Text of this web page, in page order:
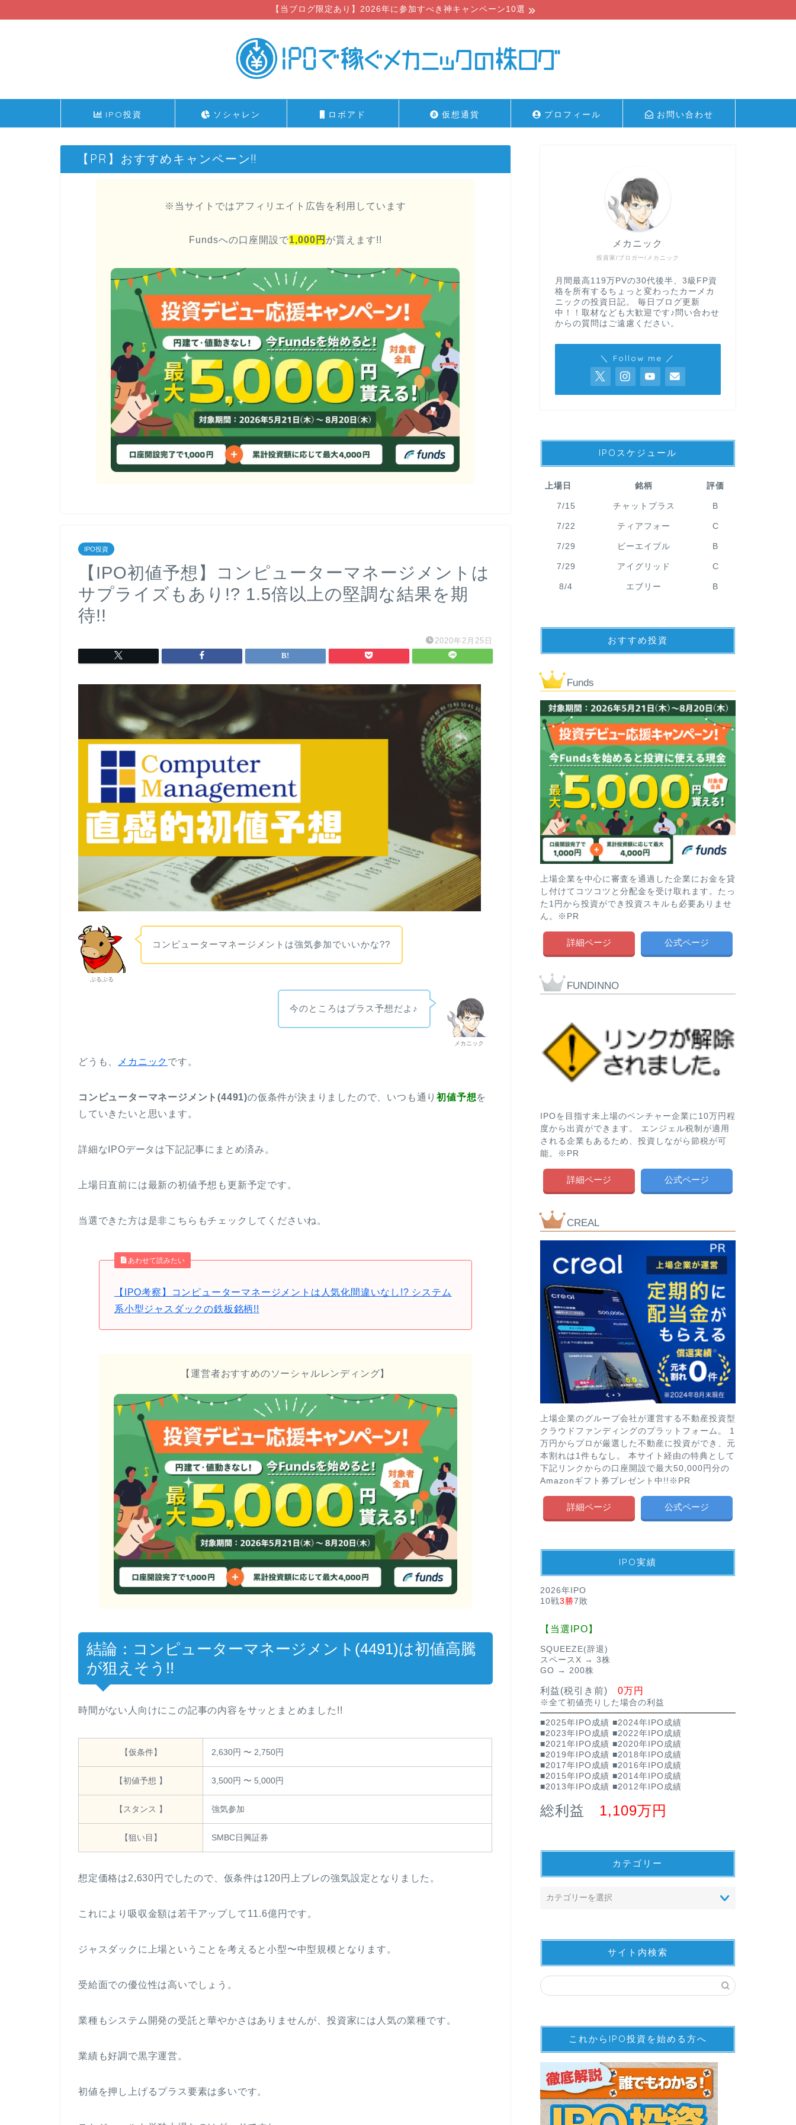
【当ブログ限定あり】2026年に参加すべき神キャンペーン10選
IPO投資 ソシャレン ロボアド 仮想通貨 プロフィール お問い合わせ
【PR】おすすめキャンペーン!!
※当サイトではアフィリエイト広告を利用しています
Fundsへの口座開設で1,000円 が貰えます!!
IPO投資
【IPO初値予想】コンピューターマネージメントは
サプライズもあり!? 1.5倍以上の堅調な結果を期
待!!
2020年2月25日
ぶるぶる
コンピューターマネージメントは強気参加でいいかな??
メカニック
今のところはプラス予想だよ♪
どうも、 メカニック です。
コンピューターマネージメント(4491)の仮条件が決まりましたので、いつも通り初値予想を
していきたいと思います。
詳細なIPOデータは下記記事にまとめ済み。
上場日直前には最新の初値予想も更新予定です。
当選できた方は是非こちらもチェックしてくださいね。
あわせて読みたい
【IPO考察】コンピューターマネージメントは人気化間違いなし!? システム
系小型ジャスダックの鉄板銘柄!!
【運営者おすすめのソーシャルレンディング】
結論：コンピューターマネージメント(4491)は初値高騰
が狙えそう!!
時間がない人向けにこの記事の内容をサッとまとめました!!
【仮条件】 2,630円 〜 2,750円
【初値予想 】 3,500円 〜 5,000円
【スタンス 】 強気参加
【狙い目】 SMBC日興証券
想定価格は2,630円でしたので、仮条件は120円上ブレの強気設定となりました。
これにより吸収金額は若干アップして11.6億円です。
ジャスダックに上場ということを考えると小型〜中型規模となります。
受給面での優位性は高いでしょう。
業種もシステム開発の受託と華やかさはありませんが、投資家には人気の業種です。
業績も好調で黒字運営。
初値を押し上げるプラス要素は多いです。
投資家/ブロガー/メカニック
メカニック
月間最高119万PVの30代後半、3級FP資
格を所有するちょっと変わったカーメカ
ニックの投資日記。 毎日ブログ更新
中！！取材なども大歓迎です♪問い合わせ
からの質問はご遠慮ください。
＼ Follow me ／
IPOスケジュール
上場日 銘柄 評価
7/15 チャットプラス B
7/22 ティアフォー C
7/29 ビーエイブル B
7/29 アイグリッド C
8/4 エブリー B
おすすめ投資
Funds
上場企業を中心に審査を通過した企業にお金を貸
し付けてコツコツと分配金を受け取れます。たっ
た1円から投資ができ投資スキルも必要ありませ
ん。※PR
詳細ページ 公式ページ
FUNDINNO
IPOを目指す未上場のベンチャー企業に10万円程
度から出資ができます。 エンジェル税制が適用
される企業もあるため、投資しながら節税が可
能。※PR
詳細ページ 公式ページ
CREAL
上場企業のグループ会社が運営する不動産投資型
クラウドファンディングのプラットフォーム。 1
万円からプロが厳選した不動産に投資ができ、元
本割れは1件もなし。 本サイト経由の特典として
下記リンクからの口座開設で最大50,000円分の
Amazonギフト券プレゼント中!!※PR
詳細ページ 公式ページ
IPO実績
2026年IPO
10戦3勝7敗
【当選IPO】
SQUEEZE(辞退)
スペースX → 3株
GO → 200株
利益(税引き前) 0万円
※全て初値売りした場合の利益
■2025年IPO成績 ■2024年IPO成績
■2023年IPO成績 ■2022年IPO成績
■2021年IPO成績 ■2020年IPO成績
■2019年IPO成績 ■2018年IPO成績
■2017年IPO成績 ■2016年IPO成績
■2015年IPO成績 ■2014年IPO成績
■2013年IPO成績 ■2012年IPO成績
総利益 1,109万円
カテゴリー
サイト内検索
これからIPO投資を始める方へ